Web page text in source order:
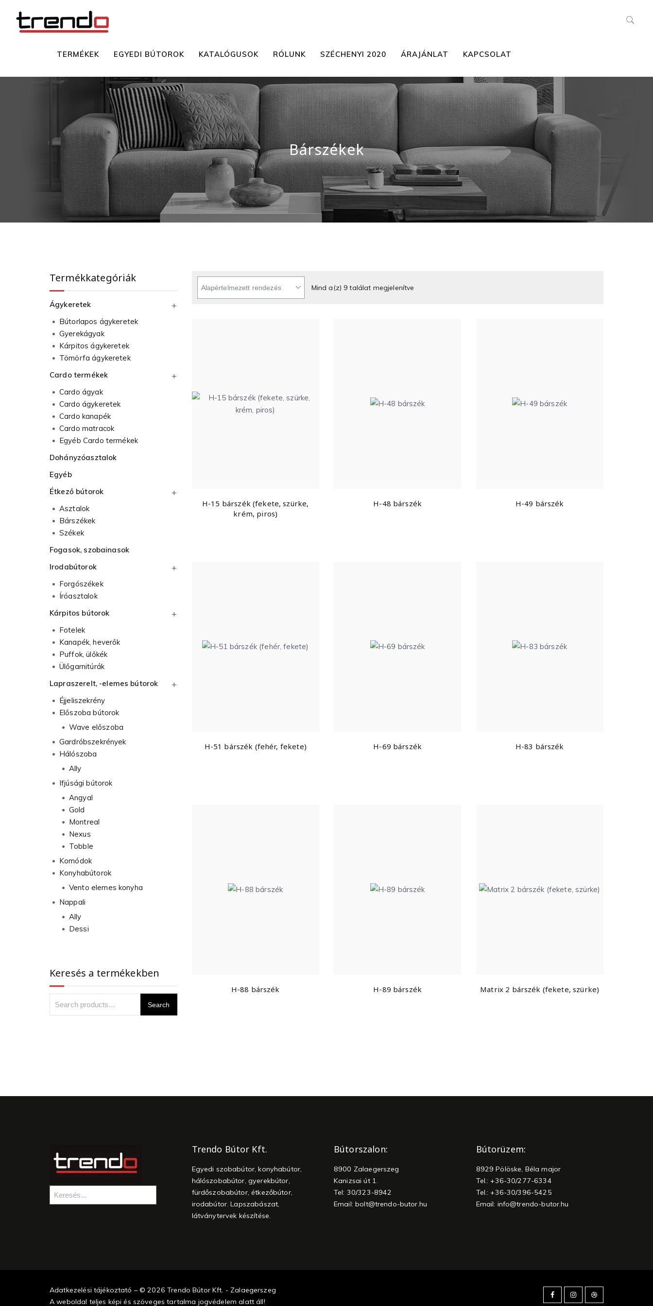
TERMÉKEK EGYEDI BÚTOROK KATALÓGUSOK RÓLUNK SZÉCHENYI 2020 ÁRAJÁNLAT KAPCSOLAT
Bárszékek
Mind a(z) 9 találat megjelenítve
H-15 bárszék (fekete, szürke,
krém, piros)
H-48 bárszék H-49 bárszék
H-51 bárszék (fehér, fekete) H-69 bárszék H-83 bárszék
H-88 bárszék H-89 bárszék Matrix 2 bárszék (fekete, szürke)
Termékkategóriák
Ágykeretek
Bútorlapos ágykeretek
Gyerekágyak
Kárpitos ágykeretek
Tömörfa ágykeretek
Cardo termékek
Cardo ágyak
Cardo ágykeretek
Cardo kanapék
Cardo matracok
Egyéb Cardo termékek
Dohányzóasztalok
Egyéb
Étkező bútorok
Asztalok
Bárszékek
Székek
Fogasok, szobainasok
Irodabútorok
Forgószékek
Íróasztalok
Kárpitos bútorok
Fotelek
Kanapék, heverők
Puffok, ülőkék
Ülőgarnitúrák
Lapraszerelt, -elemes bútorok
Éjjeliszekrény
Előszoba bútorok
Wave előszoba
Gardróbszekrények
Hálószoba
Ally
Ifjúsági bútorok
Angyal
Gold
Montreal
Nexus
Tobble
Komódok
Konyhabútorok
Vento elemes konyha
Nappali
Ally
Dessi
Keresés a termékekben
Trendo Bútor Kft.
Egyedi szobabútor, konyhabútor,
hálószobabútor, gyerekbútor,
fürdőszobabútor, étkezőbútor,
irodabútor. Lapszabászat,
látványtervek készítése.
Bútorszalon:
8900 Zalaegerszeg
Kanizsai út 1.
Tel: 30/323-8942
Email:bolt@trendo-butor.hu
Bútorüzem:
8929 Pölöske, Béla major
Tel.: +36-30/277-6334
Tel.: +36-30/396-5425
Email: info@trendo-butor.hu
Adatkezelési tájékoztató – © 2026 Trendo Bútor Kft. - Zalaegerszeg
A weboldal teljes képi és szöveges tartalma jogvédelem alatt áll!